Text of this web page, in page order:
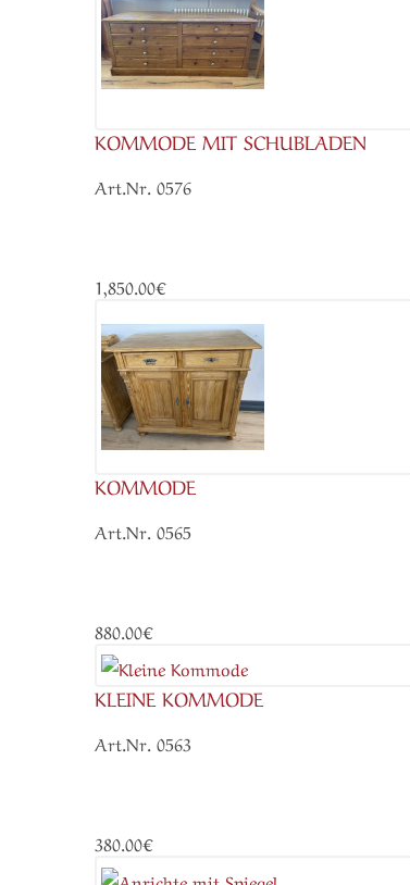
KOMMODE MIT SCHUBLADEN
Art.Nr. 0576
1,850.00€
KOMMODE
Art.Nr. 0565
880.00€
KLEINE KOMMODE
Art.Nr. 0563
380.00€